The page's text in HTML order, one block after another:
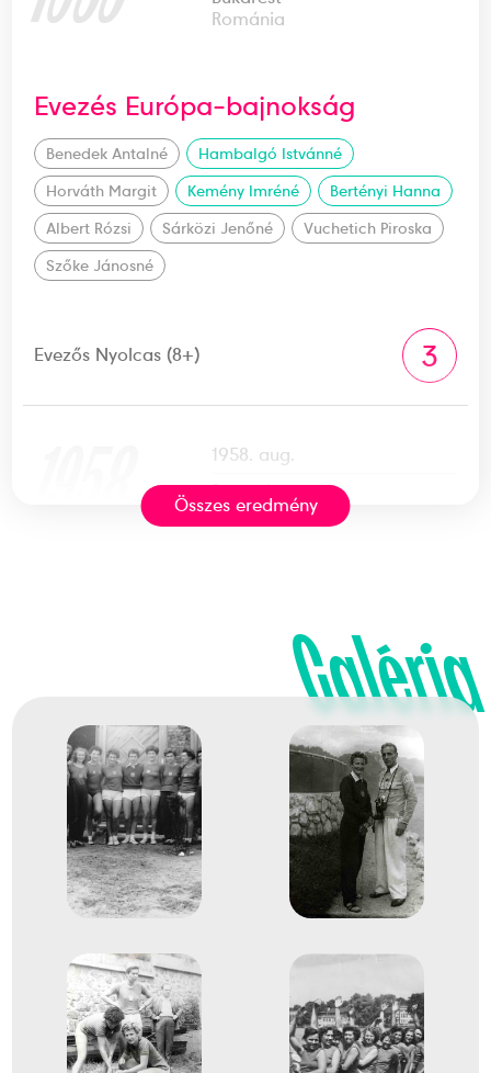
Románia
Evezés Európa-bajnokság
Benedek Antalné
Hambalgó Istvánné
Horváth Margit
Kemény Imréné
Bertényi Hanna
Albert Rózsi
Sárközi Jenőné
Vuchetich Piroska
Szőke Jánosné
Evezős Nyolcas (8+) 3
1958. aug.
Poznań
Lengyelország
Lábodi Alajosné Sebestyén Borbála
Nagy Ottóné
Bohn Ferencné
Bertényi Hanna
Evezős Kormányos négyes
(4+)
3
1959
1959. aug.
Evezés Európa-bajnokság
Összes eredmény
Galéria